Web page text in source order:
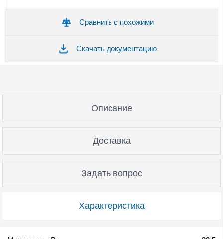
Сравнить с похожими
Скачать документацию
Характеристика
Описание
Доставка
Задать вопрос